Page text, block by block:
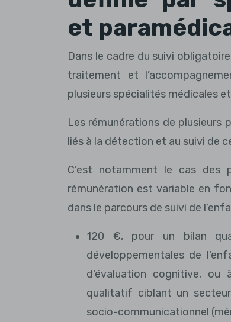
et
Dans le cadre du suivi
traitement et
plusieurs spécialités médicales
Les rémunérations de plusieurs
liés à la détection et au suivi de
C’est notamment le cas des
rémunération est variable en
dans le parcours de suivi de
120 €, pour un bilan
développementales de
d'évaluation cognitive,
qualitatif ciblant un
socio-communicationnel